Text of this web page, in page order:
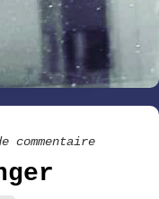
commentaire